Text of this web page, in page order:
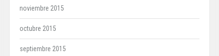
noviembre 2015
octubre 2015
septiembre 2015